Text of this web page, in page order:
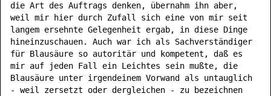
die Art des Auftrags denken, übernahm ihn aber,
weil mir hier durch Zufall sich eine von mir seit
langem ersehnte Gelegenheit ergab, in diese Dinge
hineinzuschauen. Auch war ich als Sachverständiger
für Blausäure so autoritär und kompetent, daß es
mir auf jeden Fall ein Leichtes sein mußte, die
Blausäure unter irgendeinem Vorwand als untauglich
- weil zersetzt oder dergleichen - zu bezeichnen